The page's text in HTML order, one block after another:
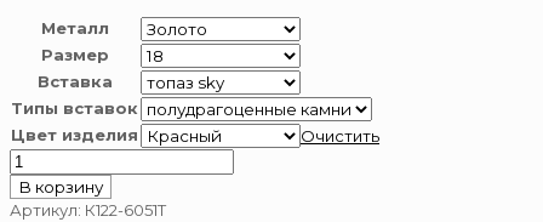
Металл
Размер
Вставка
Типы вставок
Цвет изделия
Очистить
Количество
товара
Золотое
В корзину
Артикул: К122-6051Т